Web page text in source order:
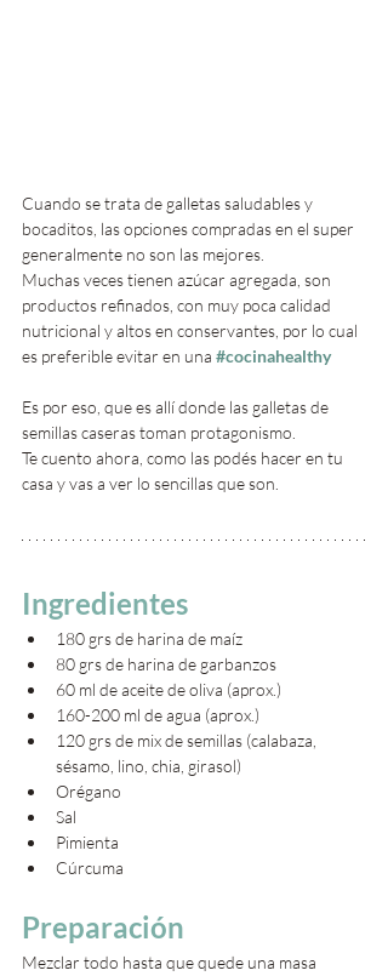
Cuando se trata de galletas saludables y
bocaditos, las opciones compradas en el super
generalmente no son las mejores.
Muchas veces tienen azúcar agregada, son
productos refinados, con muy poca calidad
nutricional y altos en conservantes, por lo cual
es preferible evitar en una #cocinahealthy
Es por eso, que es allí donde las galletas de
semillas caseras toman protagonismo.
Te cuento ahora, como las podés hacer en tu
casa y vas a ver lo sencillas que son.
Ingredientes
180 grs de harina de maíz
80 grs de harina de garbanzos
60 ml de aceite de oliva (aprox.)
160-200 ml de agua (aprox.)
120 grs de mix de semillas (calabaza,
sésamo, lino, chia, girasol)
Orégano
Sal
Pimienta
Cúrcuma
Preparación
Mezclar todo hasta que quede una masa